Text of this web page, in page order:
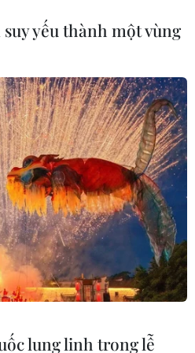
về giá,
tăng
cao điểm
không Việt Nam đều
vụ vận chuyển hàng
mức giá đáp ứng nhu
đảm bảo trong khung
tư nêu trên,” đại
tải cho hay.
yếu thành một vùng
lung linh trong lễ